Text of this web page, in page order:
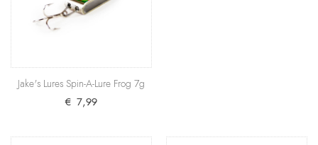
sonder..
+ Warenkorb
Jake's Lures Spin-A-Lure Frog 7g
Barschen und Hechten ist dieser Spin-A-Lure mit ..
Jake's Lures Spin-A-Lure Frog 7g
€ 7,99